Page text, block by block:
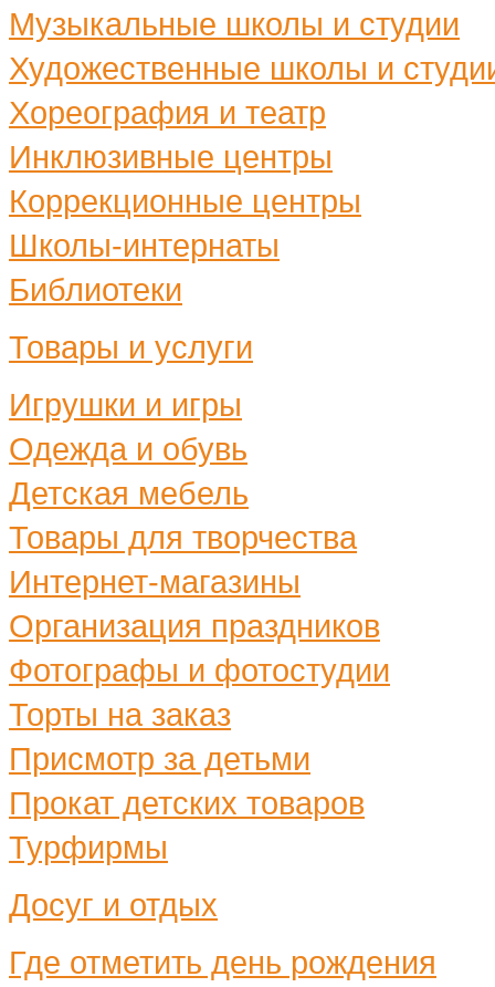
Музыкальные школы и студии
Художественные школы и
Хореография и театр
Инклюзивные центры
Коррекционные центры
Школы-интернаты
Библиотеки
Товары и услуги
Игрушки и игры
Одежда и обувь
Детская мебель
Товары для творчества
Интернет-магазины
Организация праздников
Фотографы и фотостудии
Торты на заказ
Присмотр за детьми
Прокат детских товаров
Турфирмы
Досуг и отдых
Где отметить день рождения